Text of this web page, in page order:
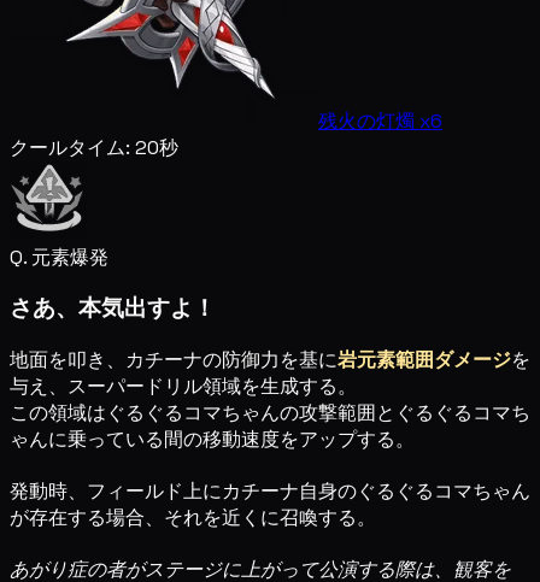
残火の灯燭 x6
クールタイム: 20秒
Q. 元素爆発
さあ、本気出すよ！
地面を叩き、カチーナの防御力を基に岩元素範囲ダメージを
与え、スーパードリル領域を生成する。
この領域はぐるぐるコマちゃんの攻撃範囲とぐるぐるコマち
ゃんに乗っている間の移動速度をアップする。
発動時、フィールド上にカチーナ自身のぐるぐるコマちゃん
が存在する場合、それを近くに召喚する。
あがり症の者がステージに上がって公演する際は、観客を